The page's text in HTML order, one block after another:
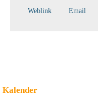
Weblink Email
Kalender